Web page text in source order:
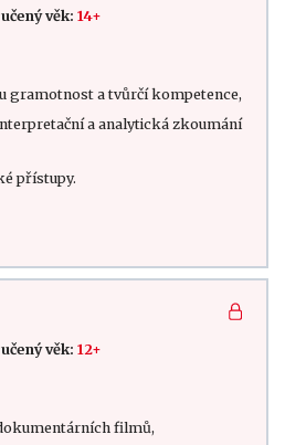
věk: 14+
gramotnost a tvůrčí kompetence,
a analytická zkoumání
přístupy.
věk: 12+
filmů,